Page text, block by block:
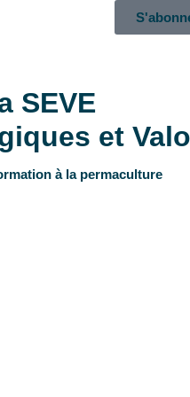
SEVE
et
à la permaculture